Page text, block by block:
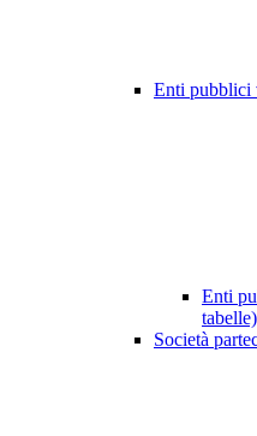
Enti pubblici
Enti
tabelle)
Società